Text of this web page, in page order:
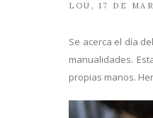
LOU 17 DE
Se acerca el día
manualidades.
propias manos.